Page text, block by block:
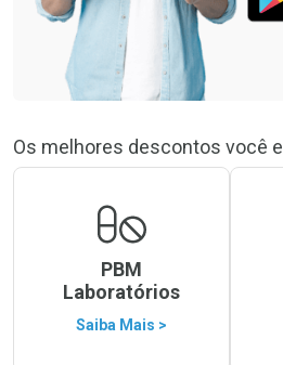
Os melhores descontos você
PBM
Laboratórios
Saiba Mais >